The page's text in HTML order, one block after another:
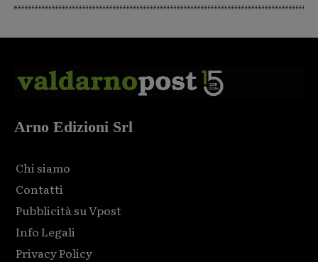
Arno Edizioni Srl
Chi siamo
Contatti
Pubblicità su Vpost
Info Legali
Privacy Policy